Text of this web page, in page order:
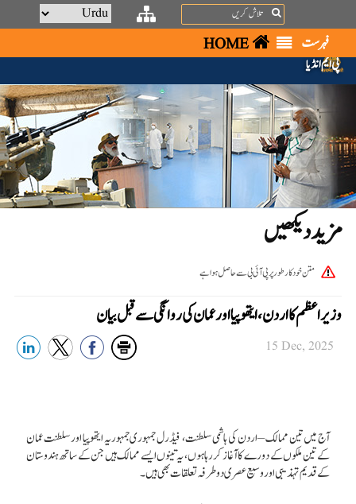
Search
فہرست HOME
پی ایم انڈیا
مزید دیکھیں
متن خودکار طور پر پی آئی بی سے حاصل ہوا ہے
وزیراعظم کا اردن، ایتھوپیا اور عمان کی روانگی سے قبل بیان
15 Dec, 2025
آج میں تین ممالک – اردن کی ہاشمی سلطنت، فیڈرل جمہوری جمہوریہ ایتھوپیا اور سلطنت عمان
کے تین ملکوں کے دورے کا آغاز کررہا ہوں، یہ تینوں ایسے ممالک ہیں جن کے ساتھ ہندوستان
کے قدیم تہذیبی اور وسیع عصری دو طرفہ تعلقات بھی ہیں۔